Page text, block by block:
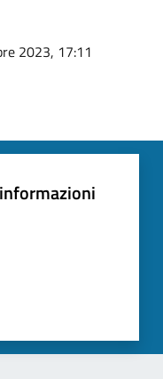
2023, 17:11